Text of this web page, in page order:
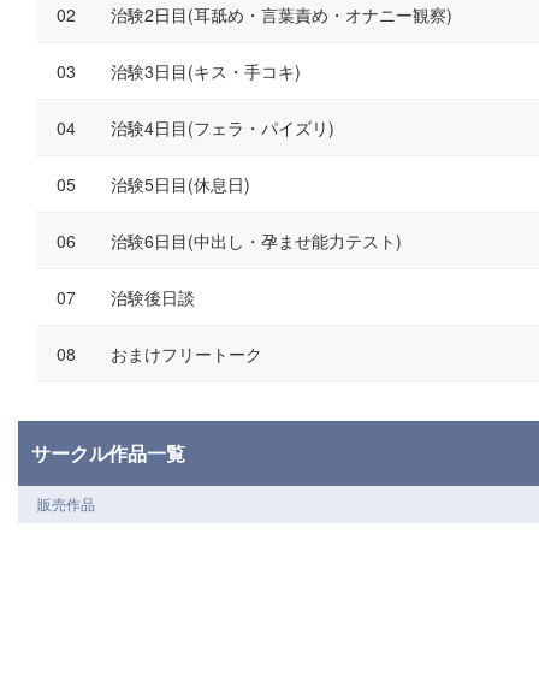
治験2日目(耳舐め・言葉責め・オナニー観察)
治験3日目(キス・手コキ)
治験4日目(フェラ・パイズリ)
治験5日目(休息日)
治験6日目(中出し・孕ませ能力テスト)
治験後日談
おまけフリートーク
サークル作品一覧
販売作品